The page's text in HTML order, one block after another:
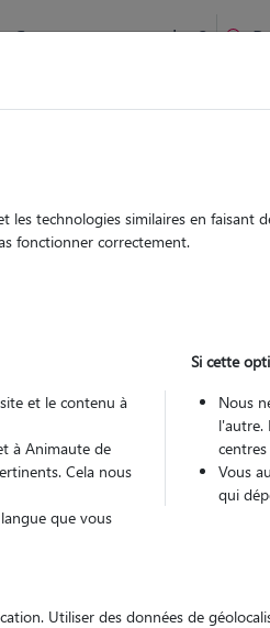
Comment ça marche ?
: Garde chien et chat en famille
à
technologies similaires en faisant
fonctionner correctement.
et le contenu à
à Animaute de
Cela nous
que vous
Si cette
Nous
l'autre.
Vous
qui
Utiliser des données de